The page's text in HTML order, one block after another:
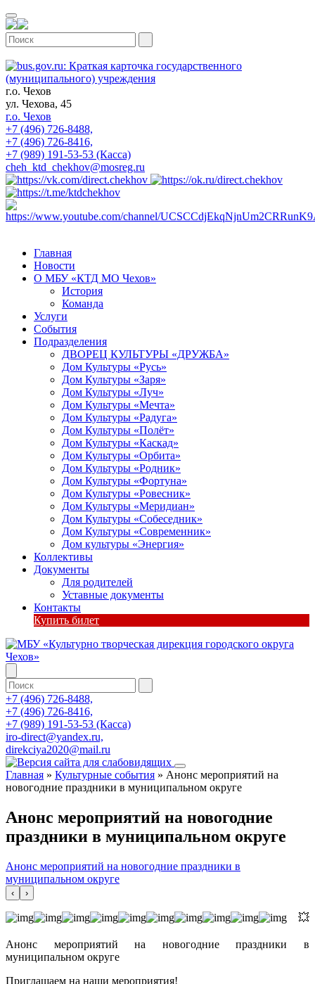
г.о. Чехов
ул. Чехова, 45
г.о. Чехов
+7 (496) 726-8488,
+7 (496) 726-8416,
+7 (989) 191-53-53 (Касса)
cheh_ktd_chekhov@mosreg.ru
Главная
Новости
О МБУ «КТД МО Чехов»
История
Команда
Услуги
События
Подразделения
ДВОРЕЦ КУЛЬТУРЫ «ДРУЖБА»
Дом Культуры «Русь»
Дом Культуры «Заря»
Дом Культуры «Луч»
Дом Культуры «Мечта»
Дом Культуры «Радуга»
Дом Культуры «Полёт»
Дом Культуры «Каскад»
Дом Культуры «Орбита»
Дом Культуры «Родник»
Дом Культуры «Фортуна»
Дом Культуры «Ровесник»
Дом Культуры «Меридиан»
Дом Культуры «Собеседник»
Дом Культуры «Современник»
Дом культуры «Энергия»
Коллективы
Документы
Для родителей
Уставные документы
Контакты
Купить билет
+7 (496) 726-8488,
+7 (496) 726-8416,
+7 (989) 191-53-53 (Касса)
iro-direct@yandex.ru,
direkciya2020@mail.ru
Главная » Культурные события » Анонс мероприятий на
новогодние праздники в муниципальном округе
Анонс мероприятий на новогодние
праздники в муниципальном округе
Анонс мероприятий на новогодние праздники в
муниципальном округе
‹ ›
💥
Анонс мероприятий на новогодние праздники в
муниципальном округе
Приглашаем на наши мероприятия!